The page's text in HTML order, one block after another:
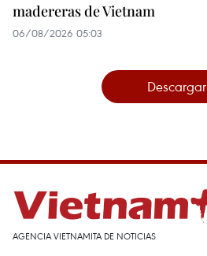
madereras de Vietnam
06/08/2026 05:03
Descargar
AGENCIA VIETNAMITA DE NOTICIAS